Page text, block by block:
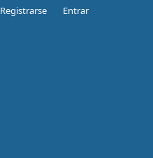
Registrarse Entrar